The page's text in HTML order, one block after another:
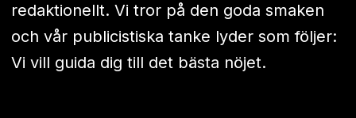
redaktionellt. Vi tror på den goda smaken
och vår publicistiska tanke lyder som följer:
Vi vill guida dig till det bästa nöjet.